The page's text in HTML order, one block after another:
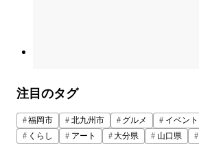
注目のタグ
福岡市 北九州市 グルメ イベント
くらし
アート 大分県 山口県